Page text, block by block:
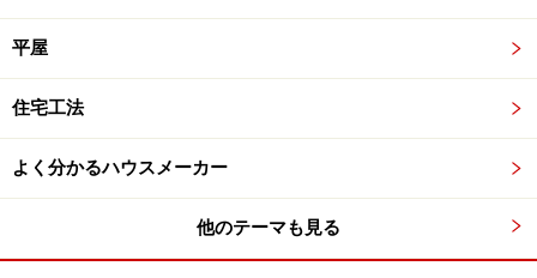
平屋
住宅工法
よく分かるハウスメーカー
他のテーマも見る